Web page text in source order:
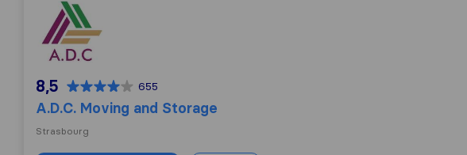
A.D.C. Moving and Storage
8,5 655
A.D.C. Moving and Storage
Strasbourg